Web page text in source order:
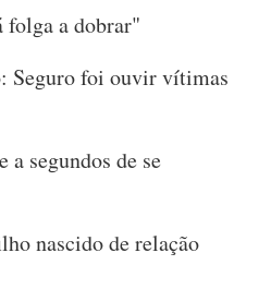
a dobrar"
Seguro foi ouvir vítimas
a segundos de se
nascido de relação